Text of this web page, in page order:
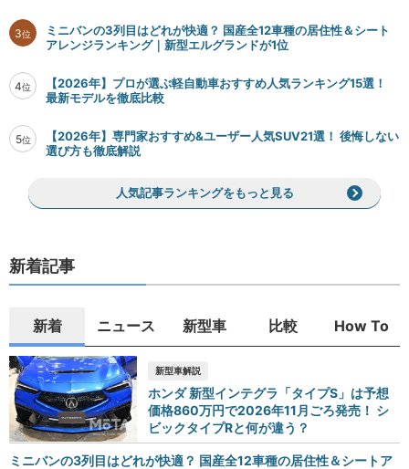
3位
ミニバンの3列目はどれが快適？ 国産全12車種の居住性＆シート
アレンジランキング｜新型エルグランドが1位
4位
【2026年】プロが選ぶ軽自動車おすすめ人気ランキング15選！
最新モデルを徹底比較
5位
【2026年】専門家おすすめ&ユーザー人気SUV21選！ 後悔しない
選び方も徹底解説
人気記事ランキングをもっと見る
新着記事
新着 ニュース 新型車 比較 How To
新型車解説
ホンダ 新型インテグラ「タイプS」は予想
価格860万円で2026年11月ごろ発売！ シ
ビックタイプRと何が違う？
ミニバンの3列目はどれが快適？ 国産全12車種の居住性＆シートア